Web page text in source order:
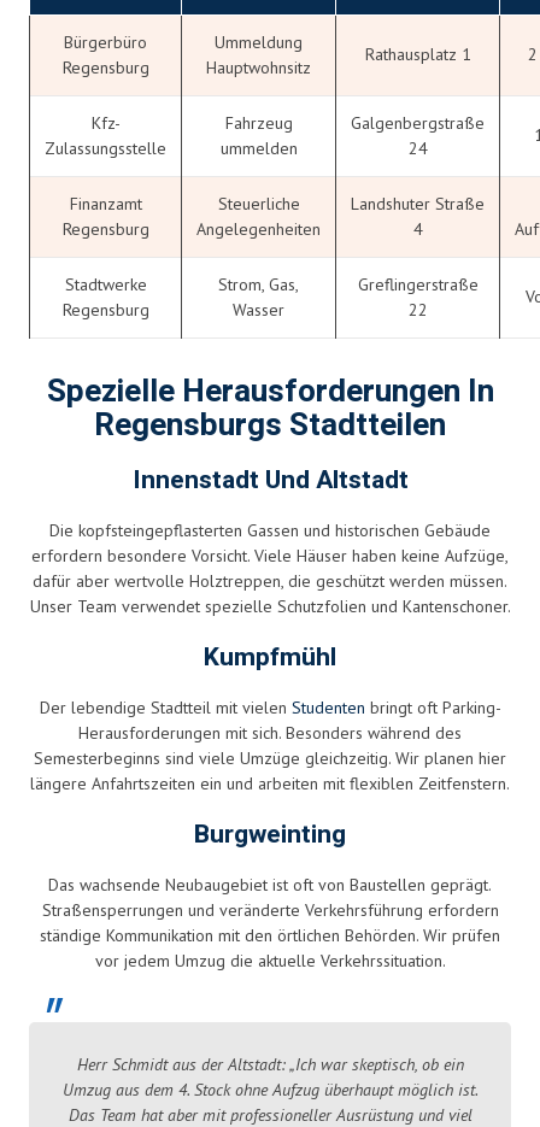
Bürgerbüro
Regensburg
Ummeldung
Hauptwohnsitz
Rathausplatz 1
Kfz-
Zulassungsstelle
Fahrzeug
ummelden
Galgenbergstraße
24
Finanzamt
Regensburg
Steuerliche
Angelegenheiten
Landshuter Straße
4
Stadtwerke
Regensburg
Strom, Gas,
Wasser
Greflingerstraße
22
Spezielle Herausforderungen In
Regensburgs Stadtteilen
Innenstadt Und Altstadt
Die kopfsteingepflasterten Gassen und historischen Gebäude
erfordern besondere Vorsicht. Viele Häuser haben keine Aufzüge,
dafür aber wertvolle Holztreppen, die geschützt werden müssen.
Unser Team verwendet spezielle Schutzfolien und Kantenschoner.
Kumpfmühl
Der lebendige Stadtteil mit vielen Studenten bringt oft Parking-
Herausforderungen mit sich. Besonders während des
Semesterbeginns sind viele Umzüge gleichzeitig. Wir planen hier
längere Anfahrtszeiten ein und arbeiten mit flexiblen Zeitfenstern.
Burgweinting
Das wachsende Neubaugebiet ist oft von Baustellen geprägt.
Straßensperrungen und veränderte Verkehrsführung erfordern
ständige Kommunikation mit den örtlichen Behörden. Wir prüfen
vor jedem Umzug die aktuelle Verkehrssituation.
Herr Schmidt aus der Altstadt: „Ich war skeptisch, ob ein
Umzug aus dem 4. Stock ohne Aufzug überhaupt möglich ist.
Das Team hat aber mit professioneller Ausrüstung und viel